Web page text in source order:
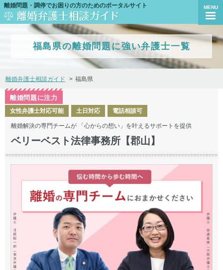
離婚問題・調停でお困りの方のためのポータルサイト MENU
福島県の離婚問題に強い弁護士一覧
離婚弁護士相談ガイド 福島県
離婚問題に注力
女性弁護士対応可能 土日対応 電話相談可
離婚解決の専門チームが 「心からの想い」を叶えるサポートを提供
ベリーベスト法律事務所【郡山】